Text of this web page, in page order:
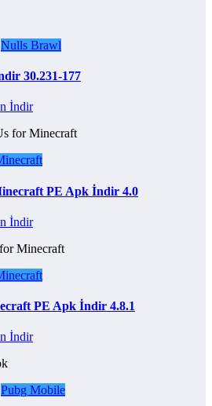
Nulls Brawl
30.231-177
İndir
PE Apk İndir 4.0
İndir
PE Apk İndir 4.8.1
İndir
Pubg Mobile